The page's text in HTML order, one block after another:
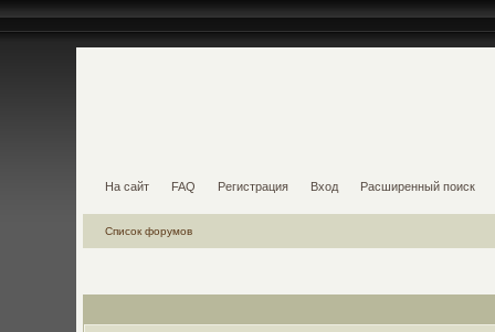
На сайт FAQ Регистрация Вход Расширенный поиск
Список форумов